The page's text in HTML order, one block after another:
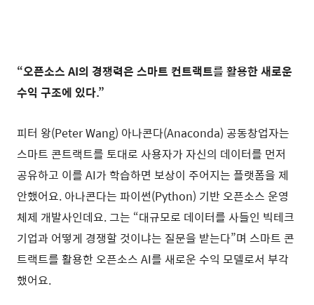
“오픈소스 AI의 경쟁력은 스마트 컨트랙트를 활용한 새로운
수익 구조에 있다.”
피터 왕(Peter Wang) 아나콘다(Anaconda) 공동창업자는
스마트 콘트랙트를 토대로 사용자가 자신의 데이터를 먼저
공유하고 이를 AI가 학습하면 보상이 주어지는 플랫폼을 제
안했어요. 아나콘다는 파이썬(Python) 기반 오픈소스 운영
체제 개발사인데요. 그는 “대규모로 데이터를 사들인 빅테크
기업과 어떻게 경쟁할 것이냐는 질문을 받는다”며 스마트 콘
트랙트를 활용한 오픈소스 AI를 새로운 수익 모델로서 부각
했어요.